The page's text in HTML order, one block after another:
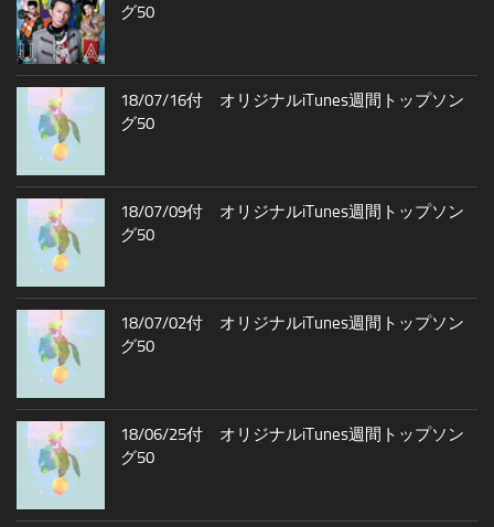
グ50
18/07/16付 オリジナルiTunes週間トップソン
グ50
18/07/09付 オリジナルiTunes週間トップソン
グ50
18/07/02付 オリジナルiTunes週間トップソン
グ50
18/06/25付 オリジナルiTunes週間トップソン
グ50